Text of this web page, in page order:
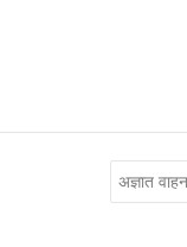
अज्ञात